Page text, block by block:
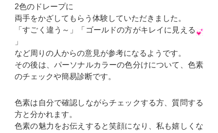
2色のドレープに
両手をかざしてもらう体験していただきました。
「すごく違う～」「ゴールドの方がキレイに見える
」
など周りの人からの意見が参考になるようです。
その後は、パーソナルカラーの色分けについて、色素
のチェックや簡易診断です。
色素は自分で確認しながらチェックする方、質問する
方と分かれます。
色素の魅力をお伝えすると笑顔になり、私も嬉しくな